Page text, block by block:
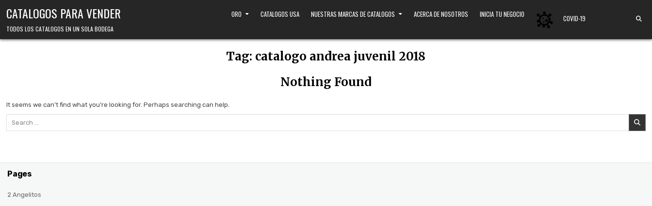
CATALOGOS PARA VENDER
TODOS LOS CATALOGOS EN UN SOLA BODEGA
ORO CATALOGOS USA NUESTRAS MARCAS DE CATALOGOS ACERCA DE NOSOTROS INICIA TU NEGOCIO COVID-19
Tag: catalogo andrea juvenil 2018
Nothing Found
It seems we can’t find what you’re looking for. Perhaps searching can help.
Pages
2 Angelitos